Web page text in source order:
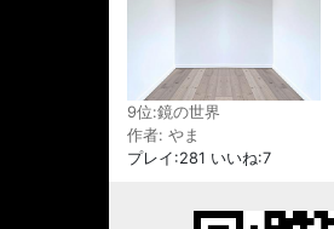
9位:鏡の世界
作者: やま
プレイ:281 いいね:7